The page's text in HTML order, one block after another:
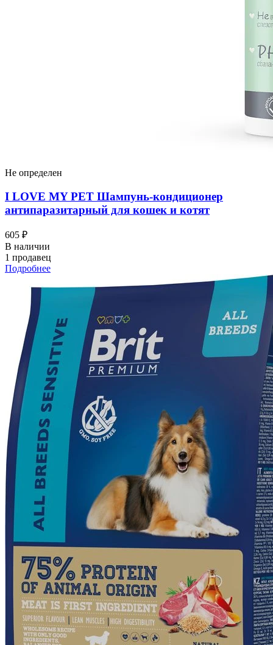
Не определен
I LOVЕ MY PET Шампунь-кондиционер
антипаразитарный для кошек и котят
605 ₽
В наличии
1 продавец
Подробнее